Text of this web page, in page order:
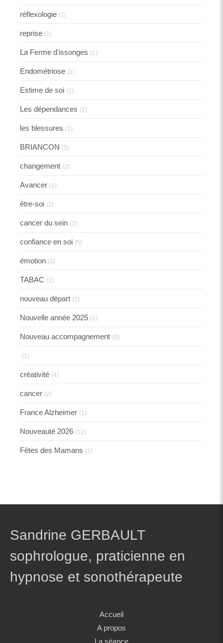
réflexologie (1)
reprise (1)
La Ferme d'issonges (1)
Endométriose (1)
Estime de soi (1)
Les dépendances (1)
les blessures (1)
BRIANCON (5)
changement (2)
Avancer (1)
être-soi (2)
cancer du sein (1)
confiance en soi (5)
émotion (3)
TABAC (1)
nouveau départ (2)
Nouvelle année 2025 (1)
Nouveau accompagnement (2)
(1)
créativité (4)
cancer (2)
France Alzheimer (1)
Nouveauté 2026 (12)
Fêtes des Mamans (1)
Sandrine GERBAULT
sophrologue, praticienne en
hypnose et sonothérapeute
Accueil
A propos
La séance